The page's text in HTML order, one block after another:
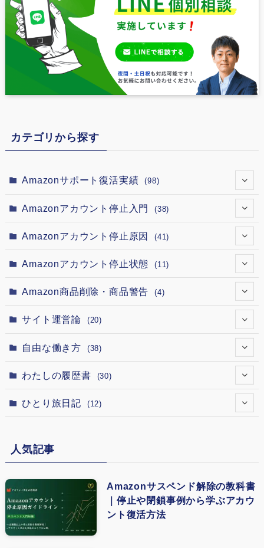
カテゴリから探す
Amazonサポート復活実績 (98)
(7)
(12)
(12)
(12)
(12)
(1)
(1)
(2)
Amazonアカウント停止入門 (38)
(4)
(2)
(5)
(1)
(7)
Amazonアカウント停止原因 (41)
(1)
(4)
(1)
(2)
(1)
(1)
Amazonアカウント停止状態 (11)
(1)
(1)
(1)
(5)
Amazon商品削除・商品警告 (4)
サイト運営論 (20)
(1)
(1)
自由な働き方 (38)
(1)
(15)
わたしの履歴書 (30)
(5)
(3)
(3)
(5)
ひとり旅日記 (12)
(4)
人気記事
Amazonサスペンド解除の教科書
｜停止や閉鎖事例から学ぶアカウ
ント復活方法